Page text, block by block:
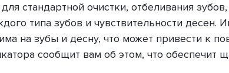
стандартной очистки, отбеливания
типа зубов и чувствительности
на зубы и десну, что может привести к
сообщит вам об этом, что